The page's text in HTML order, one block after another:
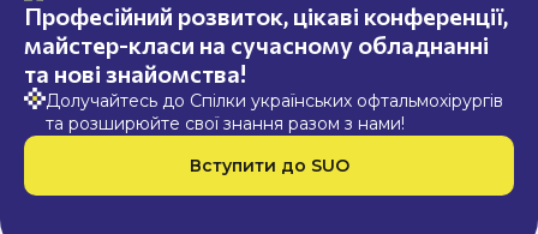
Професійний розвиток, цікаві конференції,
майстер-класи на сучасному обладнанні
та нові знайомства!
Долучайтесь до Спілки українських офтальмохірургів
та розширюйте свої знання разом з нами!
Вступити до SUO